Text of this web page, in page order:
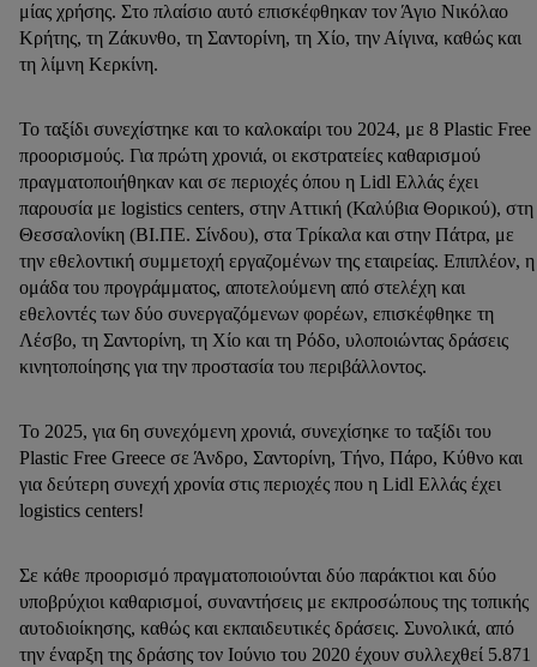
μίας χρήσης. Στο πλαίσιο αυτό επισκέφθηκαν τον Άγιο Νικόλαο
Κρήτης, τη Ζάκυνθο, τη Σαντορίνη, τη Xίο, την Αίγινα, καθώς και
τη λίμνη Κερκίνη.
Το ταξίδι συνεχίστηκε και το καλοκαίρι του 2024, με 8 Plastic Free
προορισμούς. Για πρώτη χρονιά, οι εκστρατείες καθαρισμού
πραγματοποιήθηκαν και σε περιοχές όπου η Lidl Ελλάς έχει
παρουσία με logistics centers, στην Αττική (Καλύβια Θορικού), στη
Θεσσαλονίκη (ΒΙ.ΠΕ. Σίνδου), στα Τρίκαλα και στην Πάτρα, με
την εθελοντική συμμετοχή εργαζομένων της εταιρείας. Επιπλέον, η
ομάδα του προγράμματος, αποτελούμενη από στελέχη και
εθελοντές των δύο συνεργαζόμενων φορέων, επισκέφθηκε τη
Λέσβο, τη Σαντορίνη, τη Χίο και τη Ρόδο, υλοποιώντας δράσεις
κινητοποίησης για την προστασία του περιβάλλοντος.
To 2025, για 6η συνεχόμενη χρονιά, συνεχίσηκε το ταξίδι του
Plastic Free Greece σε Άνδρο, Σαντορίνη, Τήνο, Πάρο, Κύθνο και
για δεύτερη συνεχή χρονία στις περιοχές που η Lidl Ελλάς έχει
logistics centers!
Σε κάθε προορισμό πραγματοποιούνται δύο παράκτιοι και δύο
υποβρύχιοι καθαρισμοί, συναντήσεις με εκπροσώπους της τοπικής
αυτοδιοίκησης, καθώς και εκπαιδευτικές δράσεις. Συνολικά, από
την έναρξη της δράσης τον Ιούνιο του 2020 έχουν συλλεχθεί 5.871